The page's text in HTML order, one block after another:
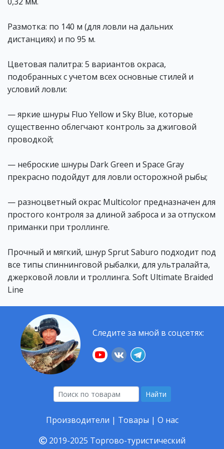
Размотка: по 140 м (для ловли на дальних
дистанциях) и по 95 м.
Цветовая палитра: 5 вариантов окраса,
подобранных с учетом всех основные стилей и
условий ловли:
— яркие шнуры Fluo Yellow и Sky Blue, которые
существенно облегчают контроль за джиговой
проводкой;
— неброские шнуры Dark Green и Space Gray
прекрасно подойдут для ловли осторожной рыбы;
— разноцветный окрас Multicolor предназначен для
простого контроля за длиной заброса и за отпуском
приманки при троллинге.
Прочный и мягкий, шнур Sprut Saburo подходит под
все типы спиннинговой рыбалки, для ультралайта,
джерковой ловли и троллинга. Soft Ultimate Braided
Line
Следите за мной в соцсетях:
Найти
Производители | Товары | О нас
2019-2025 Торгово-туристический